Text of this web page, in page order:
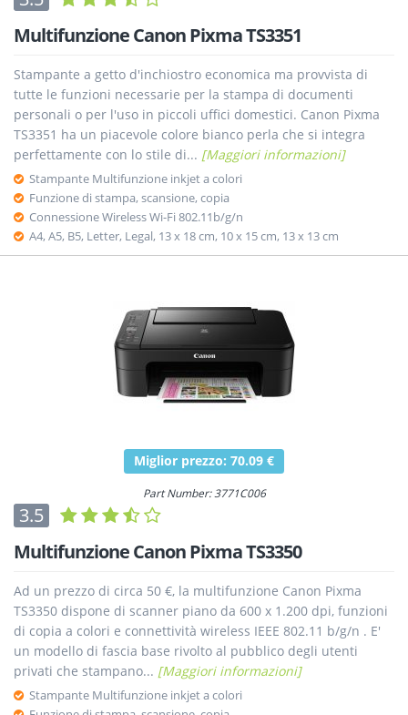
Multifunzione Canon Pixma TS3351
Stampante a getto d'inchiostro economica ma provvista di
tutte le funzioni necessarie per la stampa di documenti
personali o per l'uso in piccoli uffici domestici. Canon Pixma
TS3351 ha un piacevole colore bianco perla che si integra
perfettamente con lo stile di... [Maggiori informazioni]
Stampante Multifunzione inkjet a colori
Funzione di stampa, scansione, copia
Connessione Wireless Wi-Fi 802.11b/g/n
A4, A5, B5, Letter, Legal, 13 x 18 cm, 10 x 15 cm, 13 x 13 cm
Miglior prezzo: 70.09 €
Part Number: 3771C006
3.5
Multifunzione Canon Pixma TS3350
Ad un prezzo di circa 50 €, la multifunzione Canon Pixma
TS3350 dispone di scanner piano da 600 x 1.200 dpi, funzioni
di copia a colori e connettività wireless IEEE 802.11 b/g/n . E'
un modello di fascia base rivolto al pubblico degli utenti
privati che stampano... [Maggiori informazioni]
Stampante Multifunzione inkjet a colori